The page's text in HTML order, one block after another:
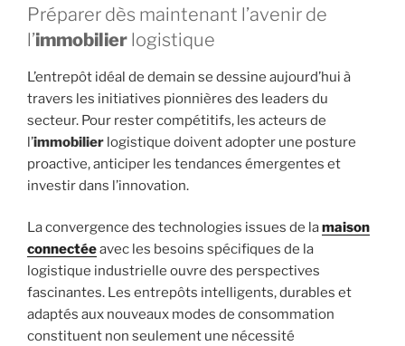
Préparer dès maintenant l’avenir de
l’immobilier logistique
L’entrepôt idéal de demain se dessine aujourd’hui à
travers les initiatives pionnières des leaders du
secteur. Pour rester compétitifs, les acteurs de
l’immobilier logistique doivent adopter une posture
proactive, anticiper les tendances émergentes et
investir dans l’innovation.
La convergence des technologies issues de lamaison
connectéeavec les besoins spécifiques de la
logistique industrielle ouvre des perspectives
fascinantes. Les entrepôts intelligents, durables et
adaptés aux nouveaux modes de consommation
constituent non seulement une nécessité